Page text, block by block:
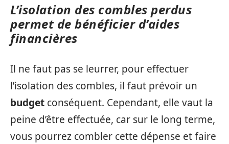
L’isolation des combles perdus
permet de bénéficier d’aides
financières
Il ne faut pas se leurrer, pour effectuer
l’isolation des combles, il faut prévoir un
budget conséquent. Cependant, elle vaut la
peine d’être effectuée, car sur le long terme,
vous pourrez combler cette dépense et faire